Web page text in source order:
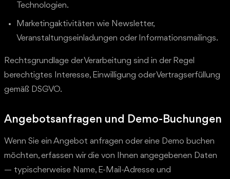
Technologien.
Marketingaktivitäten wie Newsletter,
Veranstaltungseinladungen oder Informationsmailings.
Rechtsgrundlage der Verarbeitung sind in der Regel
berechtigtes Interesse, Einwilligung oder Vertragserfüllung
gemäß DSGVO.
Angebotsanfragen und Demo-Buchungen
Wenn Sie ein Angebot anfragen oder eine Demo buchen
möchten, erfassen wir die von Ihnen angegebenen Daten
— typischerweise Name, E-Mail-Adresse und